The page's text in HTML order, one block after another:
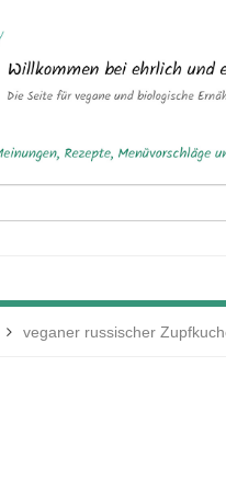
Homeveganer russischer